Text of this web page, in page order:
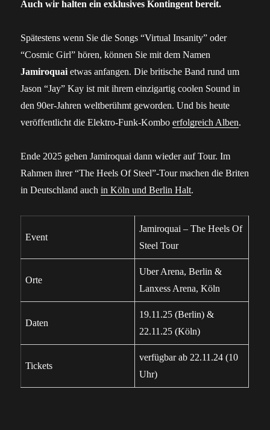
Auch wir halten ein exklusives Kontingent bereit.
Spätestens wenn Sie die Songs “Virtual Insanity” oder
“Cosmic Girl” hören, können Sie mit dem Namen
Jamiroquai etwas anfangen. Die britische Band rund um
Jason “Jay” Kay ist mit ihrem einzigartig coolen Sound in
den 90er-Jahren weltberühmt geworden. Und bis heute
veröffentlicht die Elektro-Funk-Komboerfolgreich Alben.
Ende 2025 gehen Jamiroquai dann wieder auf Tour. Im
Rahmen ihrer “The Heels Of Steel”-Tour machen die Briten
in Deutschland auchin Köln und Berlin Halt.
Event
Jamiroquai – The Heels Of
Steel Tour
Orte
Uber Arena, Berlin &
Lanxess Arena, Köln
Daten
19.11.25 (Berlin) &
22.11.25 (Köln)
Tickets
verfügbar ab 22.11.24 (10
Uhr)